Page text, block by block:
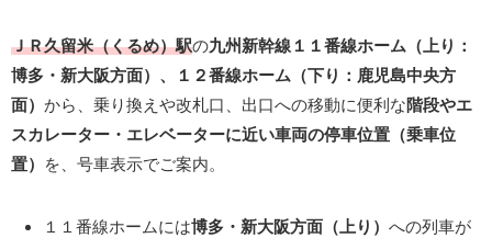
ＪＲ久留米（くるめ）駅の九州新幹線１１番線ホーム（上り：
博多・新大阪方面）、１２番線ホーム（下り：鹿児島中央方
面） から、乗り換えや改札口、出口への移動に便利な階段やエ
スカレーター・エレベーターに近い車両の停車位置（乗車位
置）
を、号車表示でご案内。
１１番線ホームには博多・新大阪方面（上り） への列車が